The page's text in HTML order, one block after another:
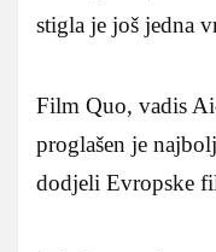
stigla je još jedna
Film Quo, vadis
proglašen je
dodjeli Evropske